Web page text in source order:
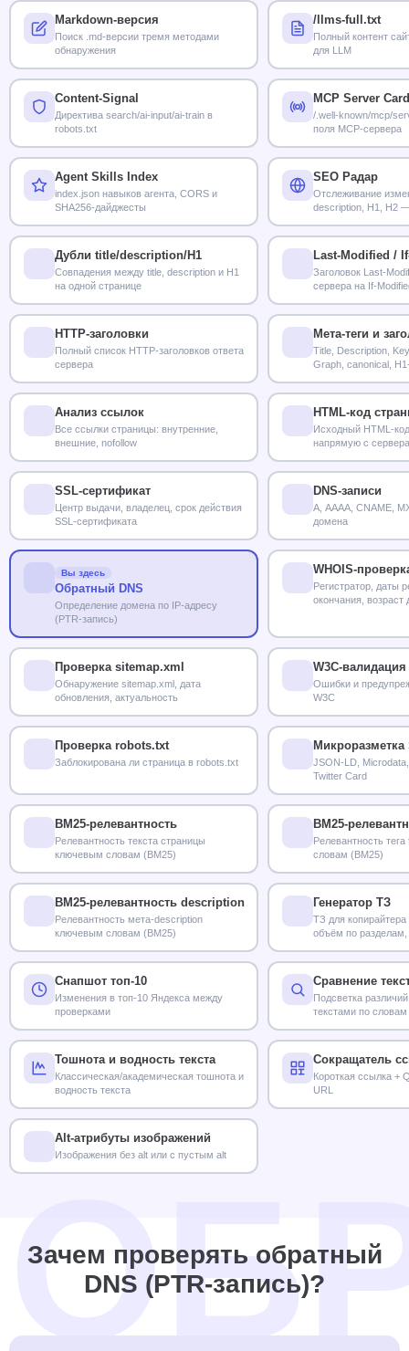
Markdown-версия
Поиск .md-версии тремя методами
обнаружения
/llms-full.txt
Полный контент
для LLM
Content-Signal
Директива search/ai-input/ai-train в
robots.txt
MCP Server Card
/.well-known/mcp/
поля MCP-сервера
Agent Skills Index
index.json навыков агента, CORS и
SHA256-дайджесты
SEO Радар
Отслеживание
description, H1, H2
Дубли title/description/H1
Совпадения между title, description и H1
на одной странице
Last-Modified /
Заголовок Last-
сервера на If-
HTTP-заголовки
Полный список HTTP-заголовков ответа
сервера
Мета-теги и
Title, Description,
Graph, canonical,
Анализ ссылок
Все ссылки страницы: внутренние,
внешние, nofollow
HTML-код
Исходный HTML-
напрямую с сервера
SSL-сертификат
Центр выдачи, владелец, срок действия
SSL-сертификата
DNS-записи
A, AAAA, CNAME,
домена
Вы здесь
Обратный DNS
Определение домена по IP-адресу
(PTR-запись)
WHOIS-
Регистратор, даты
окончания, возраст
Проверка sitemap.xml
Обнаружение sitemap.xml, дата
обновления, актуальность
W3C-валидация
Ошибки и
W3C
Проверка robots.txt
Заблокирована ли страница в robots.txt
Микроразметка
JSON-LD,
Twitter Card
BM25-релевантность
Релевантность текста страницы
ключевым словам (BM25)
BM25-
Релевантность
словам (BM25)
BM25-релевантность description
Релевантность мета-description
ключевым словам (BM25)
Генератор ТЗ
ТЗ для
объём по
Снапшот топ-10
Изменения в топ-10 Яндекса между
проверками
Сравнение
Подсветка
текстами по словам
Тошнота и водность текста
Классическая/академическая тошнота и
водность текста
Сокращатель
Короткая ссылка +
URL
Alt-атрибуты изображений
Изображения без alt или с пустым alt
Зачем проверять обратный
DNS (PTR-запись)?